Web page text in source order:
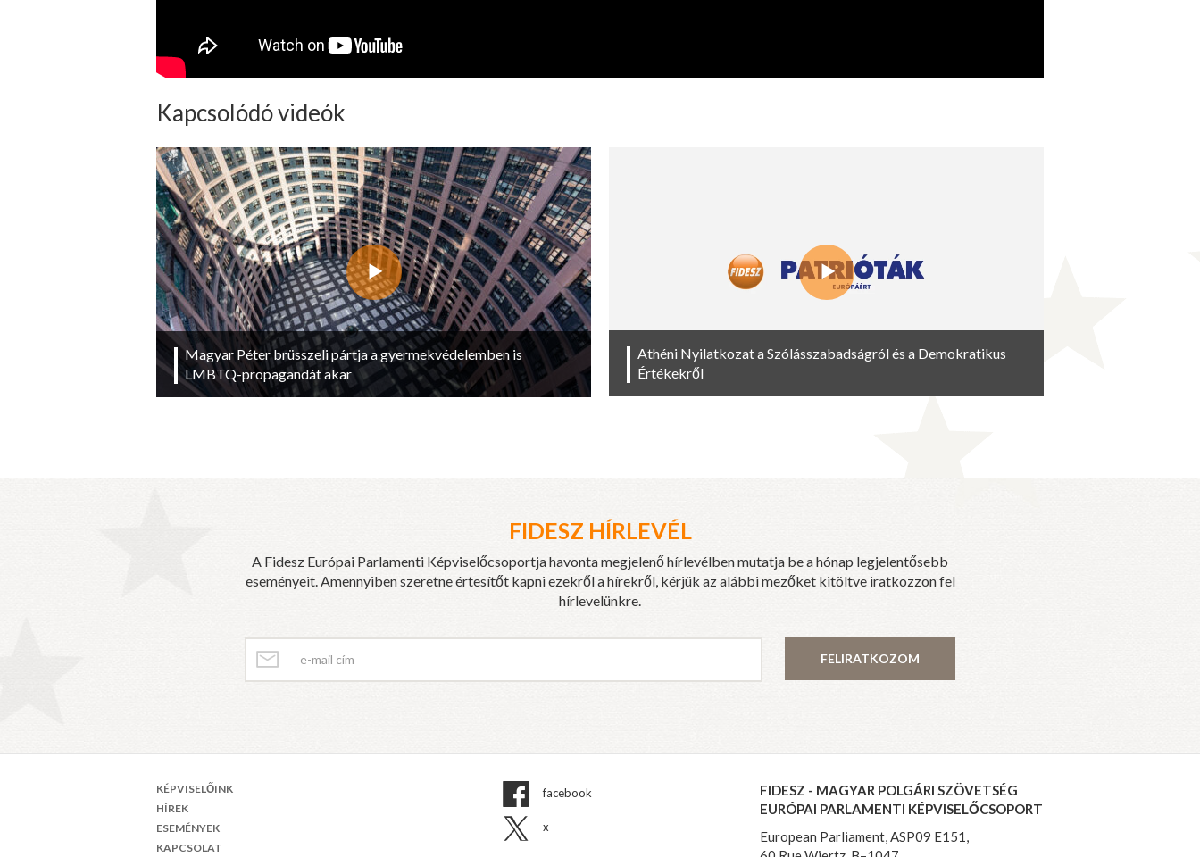
Kapcsolódó videók
Magyar Péter brüsszeli pártja a gyermekvédelemben is
LMBTQ-propagandát akar
Athéni Nyilatkozat a Szólásszabadságról és a Demokratikus
Értékekről
FIDESZ HÍRLEVÉL
A Fidesz Európai Parlamenti Képviselőcsoportja havonta megjelenő hírlevélben mutatja be a hónap legjelentősebb
eseményeit. Amennyiben szeretne értesítőt kapni ezekről a hírekről, kérjük az alábbi mezőket kitöltve iratkozzon fel
hírlevelünkre.
FELIRATKOZOM
KÉPVISELŐINK
HÍREK
ESEMÉNYEK
KAPCSOLAT
facebook
x
FIDESZ - MAGYAR POLGÁRI SZÖVETSÉG
EURÓPAI PARLAMENTI KÉPVISELŐCSOPORT
European Parliament, ASP09 E151,